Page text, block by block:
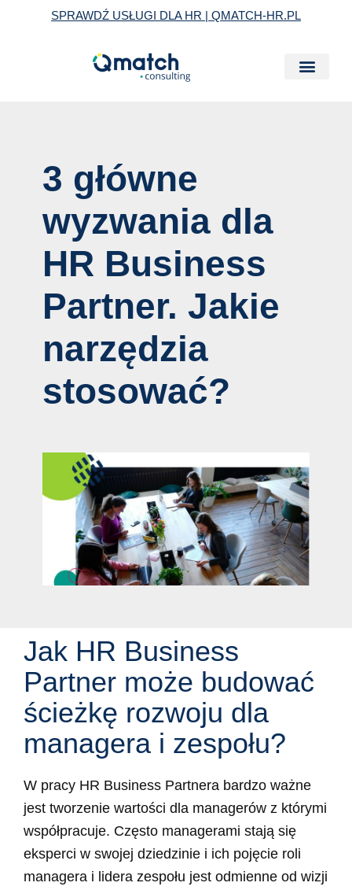
SPRAWDŹ USŁUGI DLA HR | QMATCH-HR.PL
3 główne
wyzwania dla
HR Business
Partner. Jakie
narzędzia
stosować?
Jak HR Business
Partner może budować
ścieżkę rozwoju dla
managera i zespołu?
W pracy HR Business Partnera bardzo ważne
jest tworzenie wartości dla managerów z którymi
współpracuje. Często managerami stają się
eksperci w swojej dziedzinie i ich pojęcie roli
managera i lidera zespołu jest odmienne od wizji